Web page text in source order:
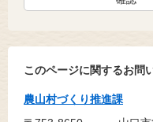
このページに関するお問
農山村づくり推進課